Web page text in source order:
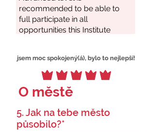
jsem moc spokojený(á), bylo to nejlepší!
O městě
5. Jak na tebe město
působilo?*